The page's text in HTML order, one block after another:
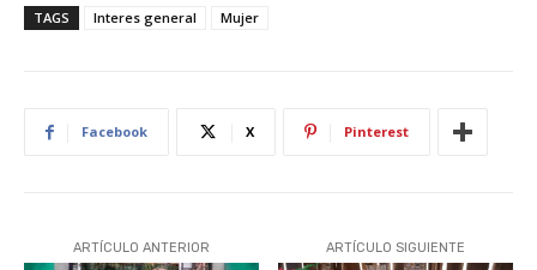
TAGS Interes general Mujer
Facebook X Pinterest
ARTÍCULO ANTERIOR ARTÍCULO SIGUIENTE